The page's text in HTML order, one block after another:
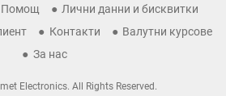
Помощ
Лични данни и бисквитки
Контакти
Валутни курсове
За нас
Electronics. All Rights Reserved.